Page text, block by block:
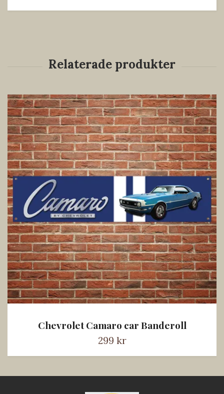
Chevrolet Camaro car Banderoll
299 kr